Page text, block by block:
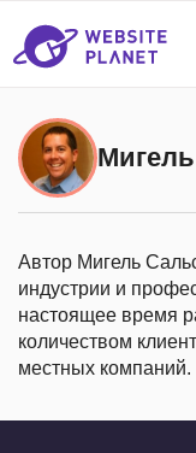
Автор Мигель
индустрии и
настоящее время
количеством
местных компаний.